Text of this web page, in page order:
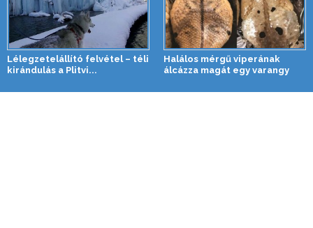
Lélegzetelállító felvétel – téli
kirándulás a Plitvi...
Halálos mérgű viperának
álcázza magát egy varangy